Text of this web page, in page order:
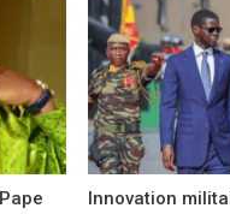
Innovation